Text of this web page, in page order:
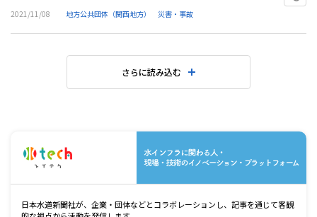
2021/11/08 地方公共団体（関西地方） 災害・事故
さらに読み込む
日本水道新聞社が、企業・団体などとコラボレーションし、記事を通じて客観